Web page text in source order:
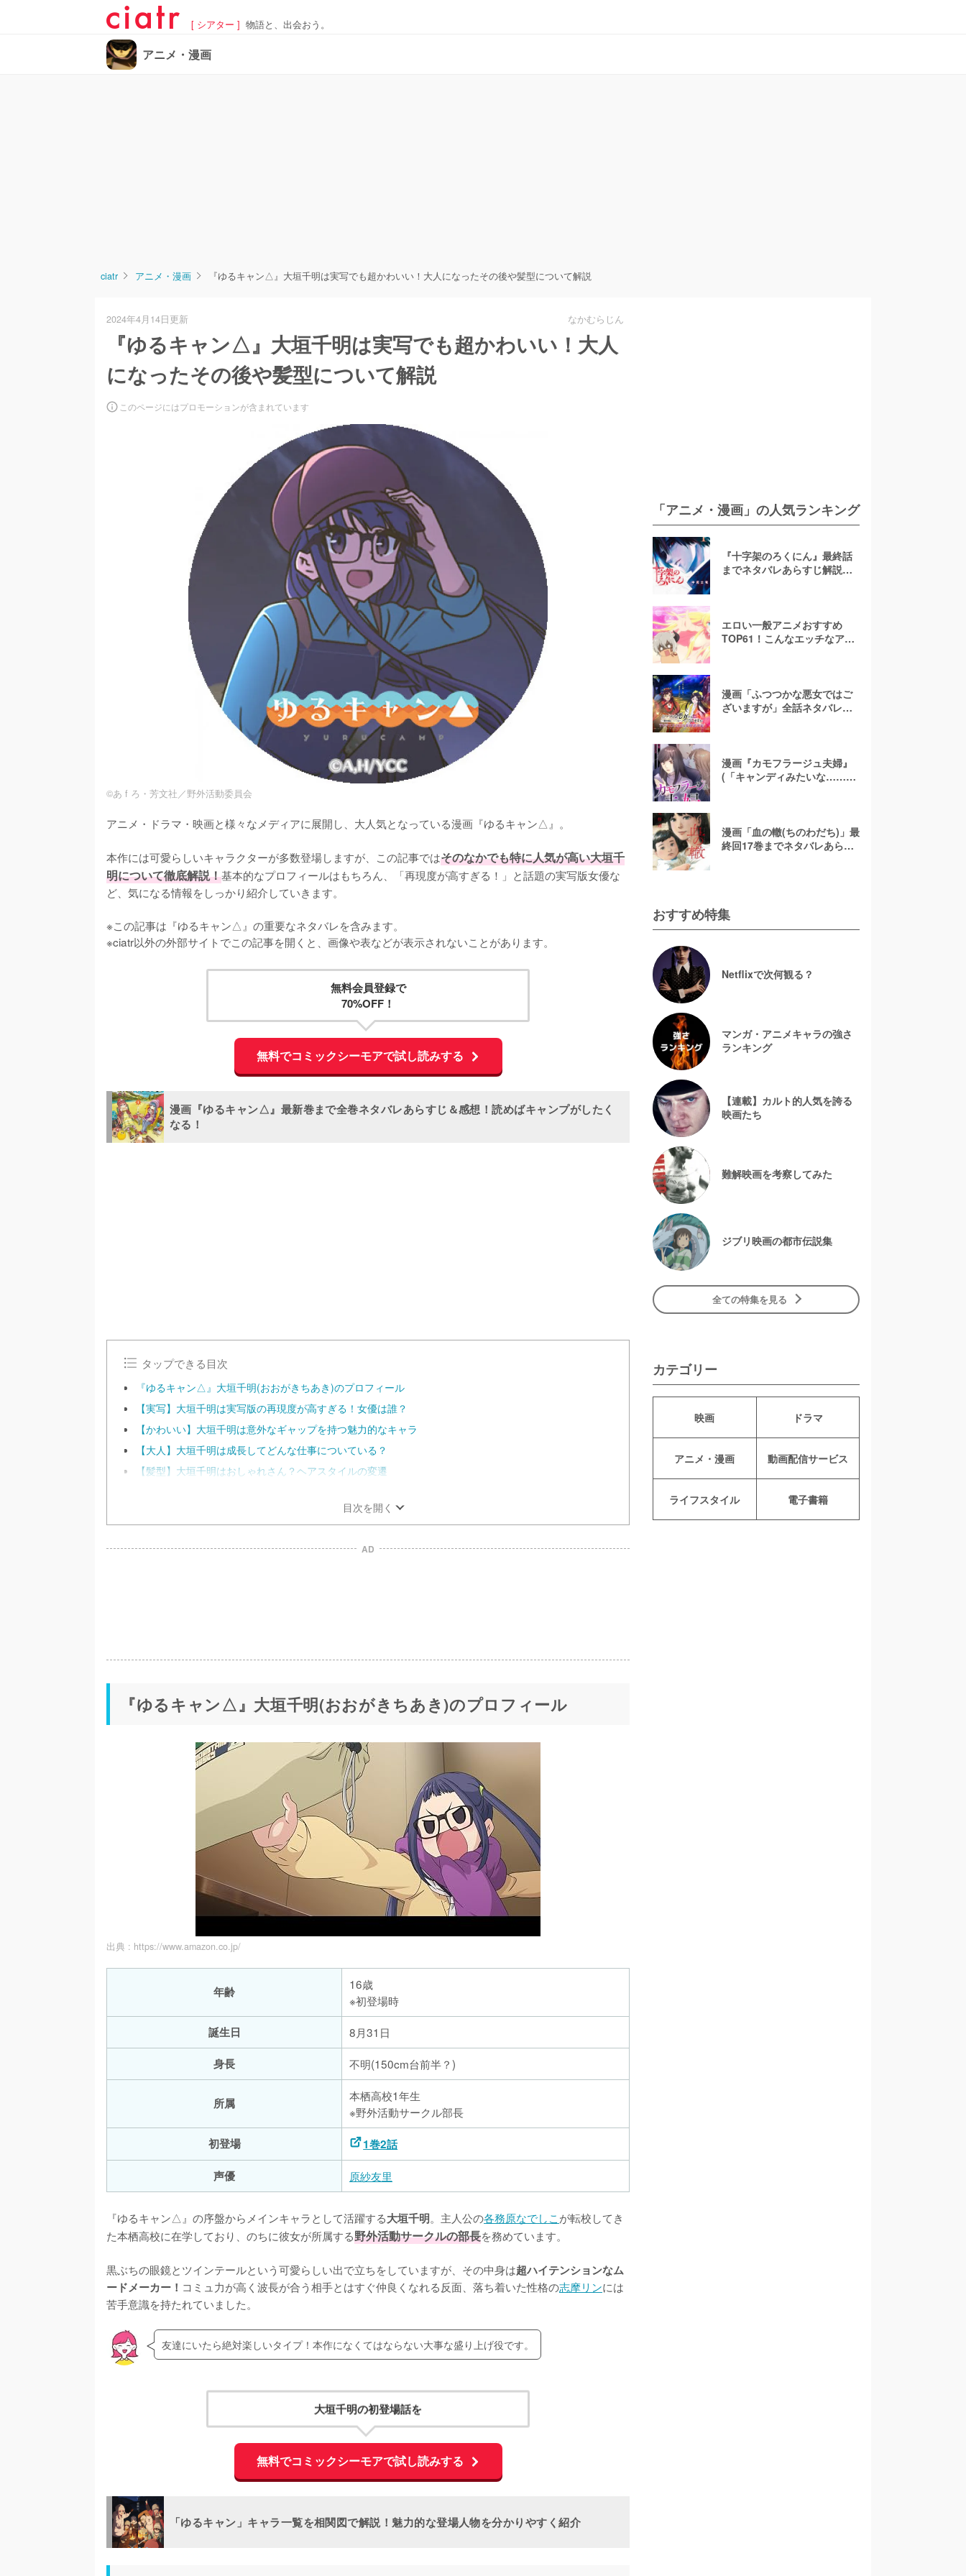
[ シアター ] 物語と、出会おう。
アニメ・漫画
ciatr アニメ・漫画 『ゆるキャン△』大垣千明は実写でも超かわいい！大人になったその後や髪型について解説
2024年4月14日更新 なかむらじん
『ゆるキャン△』大垣千明は実写でも超かわいい！大人
になったその後や髪型について解説
このページにはプロモーションが含まれています
©あ f ろ・芳文社／野外活動委員会
アニメ・ドラマ・映画と様々なメディアに展開し、大人気となっている漫画『ゆるキャン△』。
本作には可愛らしいキャラクターが多数登場しますが、この記事ではそのなかでも特に人気が高い大垣千
明について徹底解説！基本的なプロフィールはもちろん、「再現度が高すぎる！」と話題の実写版女優な
ど、気になる情報をしっかり紹介していきます。
※この記事は『ゆるキャン△』の重要なネタバレを含みます。
※ciatr以外の外部サイトでこの記事を開くと、画像や表などが表示されないことがあります。
無料会員登録で
70%OFF！
無料でコミックシーモアで試し読みする
漫画『ゆるキャン△』最新巻まで全巻ネタバレあらすじ＆感想！読めばキャンプがしたく
なる！
タップできる目次
『ゆるキャン△』大垣千明(おおがきちあき)のプロフィール
【実写】大垣千明は実写版の再現度が高すぎる！女優は誰？
【かわいい】大垣千明は意外なギャップを持つ魅力的なキャラ
【大人】大垣千明は成長してどんな仕事についている？
【髪型】大垣千明はおしゃれさん？ヘアスタイルの変遷
目次を開く
AD
『ゆるキャン△』大垣千明(おおがきちあき)のプロフィール
出典 : https://www.amazon.co.jp/
年齢
16歳
※初登場時
誕生日
8月31日
身長
不明(150cm台前半？)
所属
本栖高校1年生
※野外活動サークル部長
初登場
1巻2話
声優
原紗友里
『ゆるキャン△』の序盤からメインキャラとして活躍する大垣千明。主人公の各務原なでしこ が転校してき
た本栖高校に在学しており、のちに彼女が所属する野外活動サークルの部長を務めています。
黒ぶちの眼鏡とツインテールという可愛らしい出で立ちをしていますが、その中身は超ハイテンションなム
ードメーカー！ コミュ力が高く波長が合う相手とはすぐ仲良くなれる反面、落ち着いた性格の志摩リンには
苦手意識を持たれていました。
友達にいたら絶対楽しいタイプ！本作になくてはならない大事な盛り上げ役です。
大垣千明の初登場話を
無料でコミックシーモアで試し読みする
「ゆるキャン」キャラ一覧を相関図で解説！魅力的な登場人物を分かりやすく紹介
「アニメ・漫画」の人気ランキング
『十字架のろくにん』最終話
までネタバレあらすじ解説！
エロい一般アニメおすすめ
TOP61！こんなエッチなアニ
漫画「ふつつかな悪女ではご
ざいますが」全話ネタバレあ
漫画『カモフラージュ夫婦』
(「キャンディみたいな……」)
漫画「血の轍(ちのわだち)」最
終回17巻までネタバレあらす
おすすめ特集
Netflixで次何観る？
マンガ・アニメキャラの強さ
ランキング
【連載】カルト的人気を誇る
映画たち
難解映画を考察してみた
ジブリ映画の都市伝説集
全ての特集を見る
カテゴリー
映画 ドラマ
アニメ・漫画 動画配信サービス
ライフスタイル 電子書籍